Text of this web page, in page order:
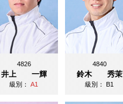
4826
井上 一輝
級別：A1
4840
鈴木 秀茉
級別：B1